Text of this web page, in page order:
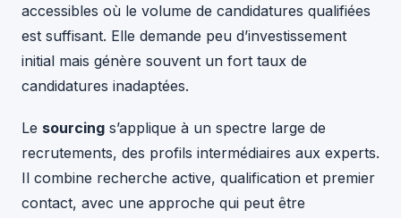
accessibles où le volume de candidatures qualifiées
est suffisant. Elle demande peu d’investissement
initial mais génère souvent un fort taux de
candidatures inadaptées.
Le sourcing s’applique à un spectre large de
recrutements, des profils intermédiaires aux experts.
Il combine recherche active, qualification et premier
contact, avec une approche qui peut être